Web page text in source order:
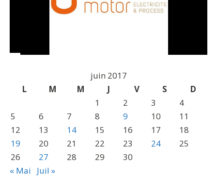
juin 2017
L
M M J V S
D
1
2 3
4
5
6 7 8 9 10
11
12
13 14 15 16 17
18
19
20 21 22 23 24
25
26
27 28 29
30
« Mai
Juil »